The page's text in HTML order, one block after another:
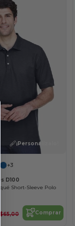
¡Personalízalo!
+3
D100
Short-Sleeve Polo
$65,00 Comprar